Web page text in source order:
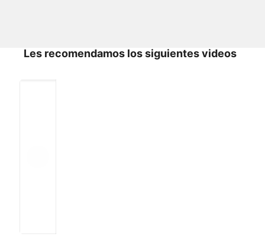
Les recomendamos los siguientes videos